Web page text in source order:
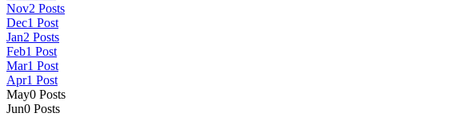
Nov2 Posts
Dec1 Post
Jan2 Posts
Feb1 Post
Mar1 Post
Apr1 Post
May0 Posts
Jun0 Posts